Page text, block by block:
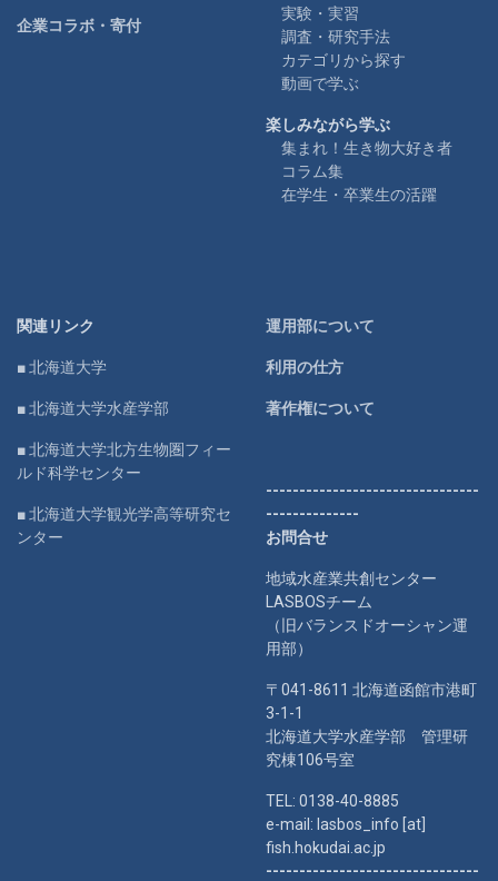
企業コラボ・寄付
実験・実習
調査・研究手法
カテゴリから探す
動画で学ぶ
楽しみながら学ぶ
集まれ！生き物大好き者
コラム集
在学生・卒業生の活躍
関連リンク
■ 北海道大学
■ 北海道大学水産学部
■ 北海道大学北方生物圏フィー
ルド科学センター
■ 北海道大学観光学高等研究セ
ンター
運用部について
利用の仕方
著作権について
--------------------------------
--------------
お問合せ
地域水産業共創センター
LASBOSチーム
（旧バランスドオーシャン運
用部）
〒041-8611 北海道函館市港町
3-1-1
北海道大学水産学部 管理研
究棟106号室
TEL: 0138-40-8885
e-mail: lasbos_info [at]
fish.hokudai.ac.jp
--------------------------------